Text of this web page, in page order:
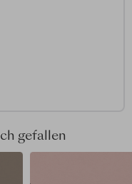
gefallen